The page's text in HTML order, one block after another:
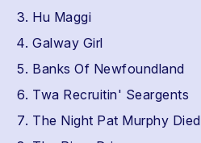
Hu Maggi
Galway Girl
Banks Of Newfoundland
Twa Recruitin' Seargents
The Night Pat Murphy Died